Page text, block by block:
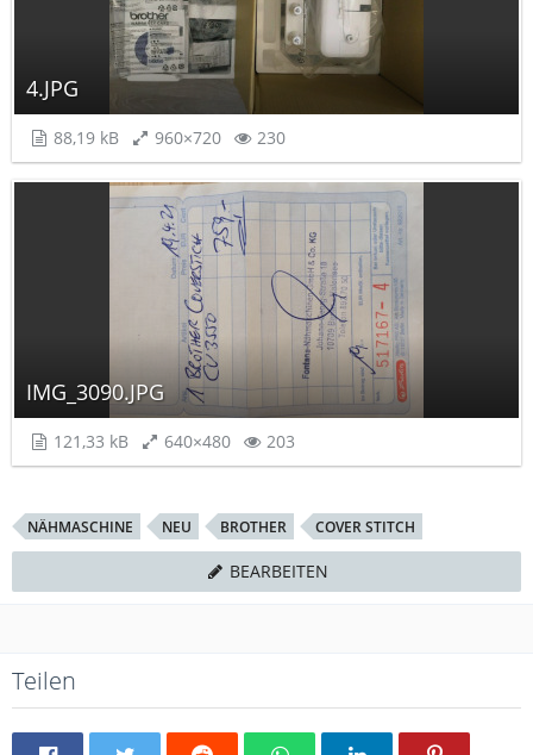
4.JPG
88,19 kB 960×720 230
IMG_3090.JPG
121,33 kB 640×480 203
NÄHMASCHINE NEU BROTHER COVER STITCH
BEARBEITEN
Teilen